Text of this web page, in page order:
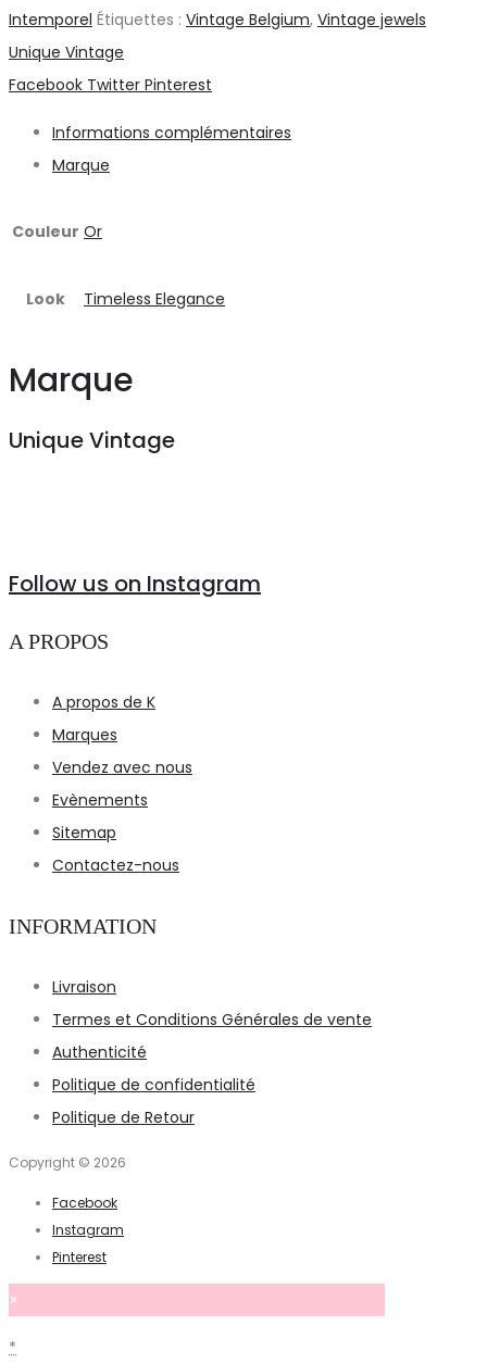
Intemporel Étiquettes : Vintage Belgium, Vintage jewels
Unique Vintage
Share
Facebook Twitter Pinterest
Informations complémentaires
Marque
Couleur Or
Look Timeless Elegance
Marque
Unique Vintage
Follow us on Instagram
A PROPOS
A propos de K
Marques
Vendez avec nous
Evènements
Sitemap
Contactez-nous
INFORMATION
Livraison
Termes et Conditions Générales de vente
Authenticité
Politique de confidentialité
Politique de Retour
Copyright © 2026
Facebook
Instagram
Pinterest
×
*